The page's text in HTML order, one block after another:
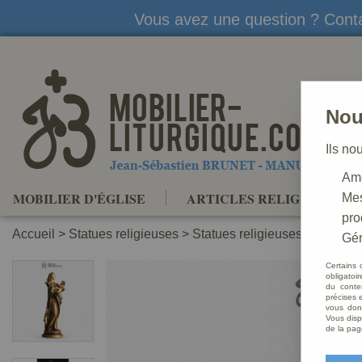
Vous avez une question ?
MOBILIER D'ÉGLISE ARTICLES RELIGIEUX
Accueil > Statues religieuses > Statues religieuses de la
Ils
Certains
du
précises
vous
Vous
de la